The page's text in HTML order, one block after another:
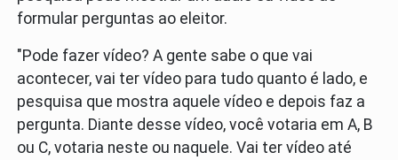
formular perguntas ao eleitor.
"Pode fazer vídeo? A gente sabe o que vai
acontecer, vai ter vídeo para tudo quanto é lado, e
pesquisa que mostra aquele vídeo e depois faz a
pergunta. Diante desse vídeo, você votaria em A, B
ou C, votaria neste ou naquele. Vai ter vídeo até